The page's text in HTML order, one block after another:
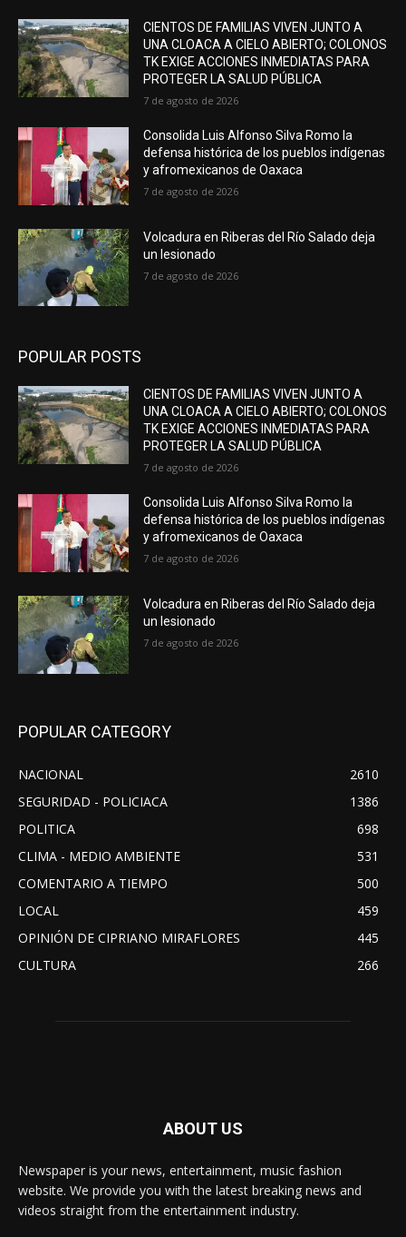
CIENTOS DE FAMILIAS VIVEN JUNTO A
UNA CLOACA A CIELO ABIERTO; COLONOS
TK EXIGE ACCIONES INMEDIATAS PARA
PROTEGER LA SALUD PÚBLICA
7 de agosto de 2026
Consolida Luis Alfonso Silva Romo la
defensa histórica de los pueblos indígenas
y afromexicanos de Oaxaca
7 de agosto de 2026
Volcadura en Riberas del Río Salado deja
un lesionado
7 de agosto de 2026
POPULAR POSTS
CIENTOS DE FAMILIAS VIVEN JUNTO A
UNA CLOACA A CIELO ABIERTO; COLONOS
TK EXIGE ACCIONES INMEDIATAS PARA
PROTEGER LA SALUD PÚBLICA
7 de agosto de 2026
Consolida Luis Alfonso Silva Romo la
defensa histórica de los pueblos indígenas
y afromexicanos de Oaxaca
7 de agosto de 2026
Volcadura en Riberas del Río Salado deja
un lesionado
7 de agosto de 2026
POPULAR CATEGORY
NACIONAL
2610
SEGURIDAD - POLICIACA
1386
POLITICA
698
CLIMA - MEDIO AMBIENTE
531
COMENTARIO A TIEMPO
500
LOCAL
459
OPINIÓN DE CIPRIANO MIRAFLORES
445
CULTURA
266
ABOUT US
Newspaper is your news, entertainment, music fashion
website. We provide you with the latest breaking news and
videos straight from the entertainment industry.